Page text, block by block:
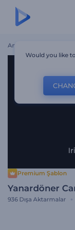
Ana Sayfa
Premium Şablon
Yanardöner
936 Dışa Aktarmalar
Would you like